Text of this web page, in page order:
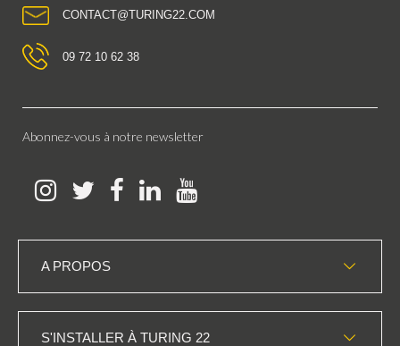
CONTACT@TURING22.COM
09 72 10 62 38
Abonnez-vous à notre newsletter
A PROPOS
S'INSTALLER À TURING 22